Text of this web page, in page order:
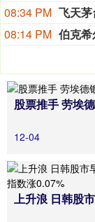
08:34 PM
08:14 PM
股票推手 劳埃
12-04
上升浪 日韩股